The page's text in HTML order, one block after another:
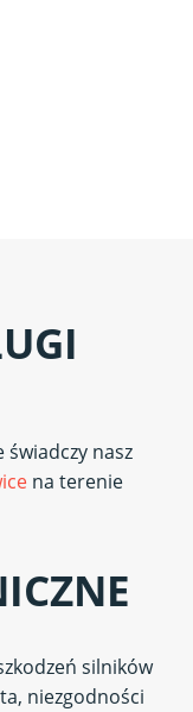
świadczy nasz
na terenie
silników
niezgodności